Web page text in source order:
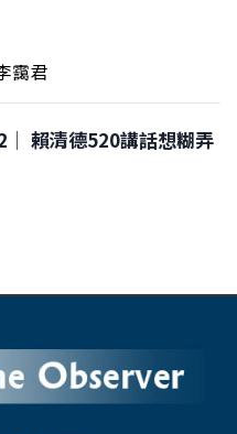
靄君
賴清德520講話想糊弄